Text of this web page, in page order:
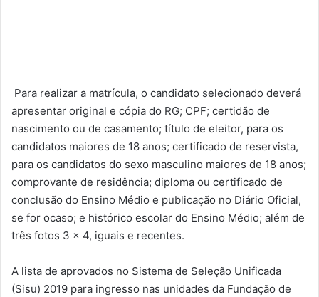
Para realizar a matrícula, o candidato selecionado deverá
apresentar original e cópia do RG; CPF; certidão de
nascimento ou de casamento; título de eleitor, para os
candidatos maiores de 18 anos; certificado de reservista,
para os candidatos do sexo masculino maiores de 18 anos;
comprovante de residência; diploma ou certificado de
conclusão do Ensino Médio e publicação no Diário Oficial,
se for ocaso; e histórico escolar do Ensino Médio; além de
três fotos 3 x 4, iguais e recentes.
A lista de aprovados no Sistema de Seleção Unificada
(Sisu) 2019 para ingresso nas unidades da Fundação de